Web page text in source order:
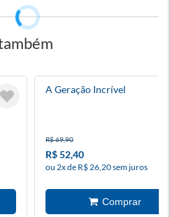
A Geração Incrível
R$ 69,90
R$ 52,40
ou 2x de R$ 26,20 sem juros